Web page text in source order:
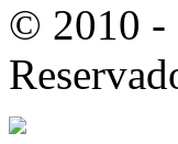
© 2010 -